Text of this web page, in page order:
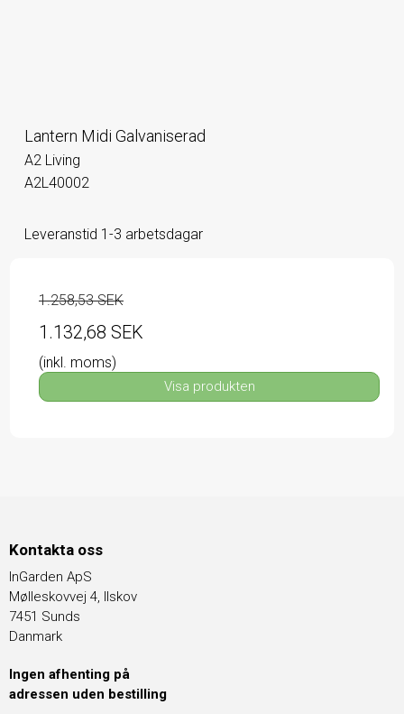
Lantern Midi Galvaniserad
A2 Living
A2L40002
Leveranstid 1-3 arbetsdagar
1.258,53 SEK
1.132,68 SEK
(inkl. moms)
Visa produkten
Kontakta oss
InGarden ApS
Mølleskovvej 4, Ilskov
7451 Sunds
Danmark
Ingen afhenting på
adressen uden bestilling